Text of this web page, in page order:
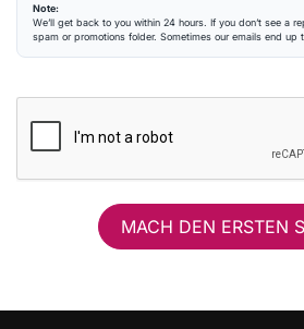
Note:
We’ll get back to you within 24 hours. If you don’t see a
spam or promotions folder. Sometimes our emails end up
MACH DEN ERSTEN